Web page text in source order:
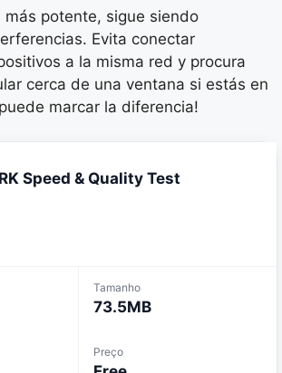
más potente, sigue siendo
Evita conectar
a la misma red y procura
cerca de una ventana si estás en
marcar la diferencia!
Speed & Quality Test
Tamanho
73.5MB
Preço